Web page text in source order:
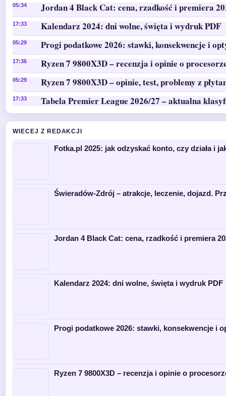
05:34 Jordan 4 Black Cat: cena, rzadkość i premiera
17:33 Kalendarz 2024: dni wolne, święta i wydruk PDF
05:29 Progi podatkowe 2026: stawki, konsekwencje i
17:36 Ryzen 7 9800X3D – recenzja i opinie o
05:29 Ryzen 7 9800X3D – opinie, test, problemy z
17:33 Tabela Premier League 2026/27 – aktualna
WIECEJ Z REDAKCJI
Fotka.pl 2025: jak odzyskać konto, czy działa i
Świeradów-Zdrój – atrakcje, leczenie, dojazd.
Jordan 4 Black Cat: cena, rzadkość i premiera
Kalendarz 2024: dni wolne, święta i wydruk PDF
Progi podatkowe 2026: stawki, konsekwencje i
Ryzen 7 9800X3D – recenzja i opinie o